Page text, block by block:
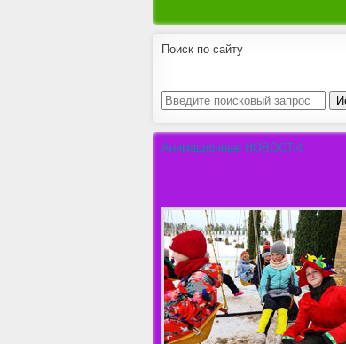
Поиск по сайту
Анимационные НОВОСТИ